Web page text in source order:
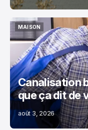
MAISON
MAISON
Canalisation
que ça dit de
août 3, 2026